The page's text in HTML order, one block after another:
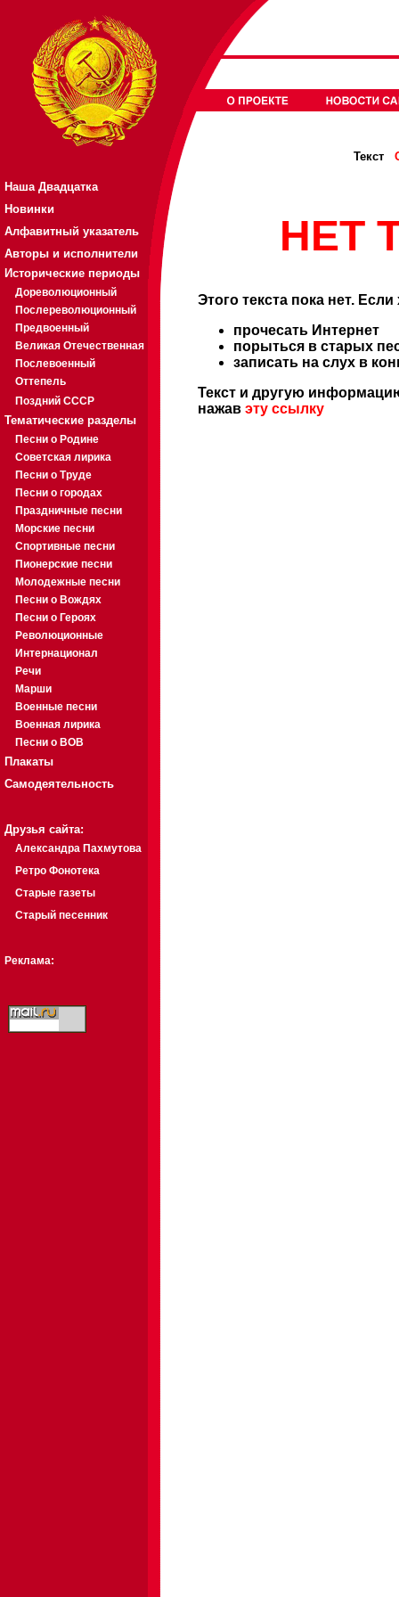
Наша Двадцатка
Новинки
Алфавитный указатель
Авторы и исполнители
Исторические периоды
Дореволюционный
Послереволюционный
Предвоенный
Великая Отечественная
Послевоенный
Оттепель
Поздний СССР
Тематические разделы
Песни о Родине
Советская лирика
Песни о Труде
Песни о городах
Праздничные песни
Морские песни
Спортивные песни
Пионерские песни
Молодежные песни
Песни о Вождях
Песни о Героях
Революционные
Интернационал
Речи
Марши
Военные песни
Военная лирика
Песни о ВОВ
Плакаты
Самодеятельность
Друзья сайта:
Александра Пахмутова
Ретро Фонотека
Старые газеты
Старый песенник
Реклама:
Текст
НЕТ
Этого текста пока нет.
прочесать Интернет
порыться в старых
записать на слух в
Текст и другую
нажав эту ссылку